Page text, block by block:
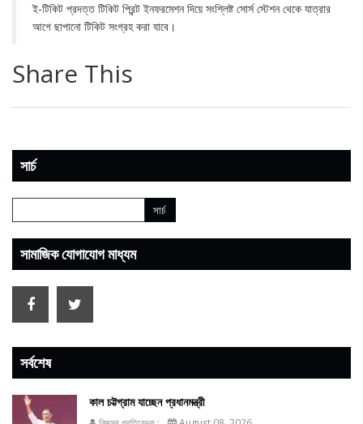
ই-টিকিট প্রদত্ত টিকিট প্রিন্ট ইনফরমেশন দিয়ে সংশ্লিষ্ট সোর্স স্টেশন থেকে যাত্রার
আগে ছাপানো টিকিট সংগ্রহ করা যাবে।
Share This
সার্চ
সামাজিক যোগাযোগ মাধ্যম
সর্বশেষ
কাল চট্টগ্রাম যাচ্ছেন প্রধানমন্ত্রী